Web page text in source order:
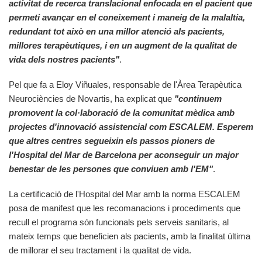
activitat de recerca translacional enfocada en el pacient que
permeti avançar en el coneixement i maneig de la malaltia,
redundant tot això en una millor atenció als pacients,
millores terapèutiques, i en un augment de la qualitat de
vida dels nostres pacients".
Pel que fa a Eloy Viñuales, responsable de l'Àrea Terapèutica
Neurociències de Novartis, ha explicat que "continuem
promovent la col·laboració de la comunitat mèdica amb
projectes d'innovació assistencial com ESCALEM. Esperem
que altres centres segueixin els passos pioners de
l'Hospital del Mar de Barcelona per aconseguir un major
benestar de les persones que conviuen amb l'EM".
La certificació de l'Hospital del Mar amb la norma ESCALEM
posa de manifest que les recomanacions i procediments que
recull el programa són funcionals pels serveis sanitaris, al
mateix temps que beneficien als pacients, amb la finalitat última
de millorar el seu tractament i la qualitat de vida.